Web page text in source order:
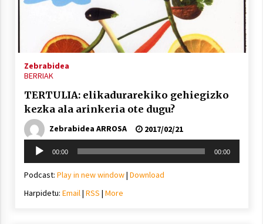
Zebrabidea
BERRIAK
TERTULIA: elikadurarekiko gehiegizko
kezka ala arinkeria ote dugu?
Zebrabidea ARROSA
2017/02/21
Soinu
erreproduzigailua
00:00 00:00
Podcast: Play in new window| Download
Harpidetu: Email| RSS | More